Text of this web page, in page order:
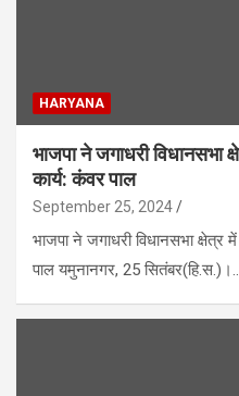
HARYANA
भाजपा ने जगाधरी विधानसभा
कार्य: कंवर पाल
September 25, 2024
भाजपा ने जगाधरी विधानसभा क्षेत्र
पाल यमुनानगर, 25